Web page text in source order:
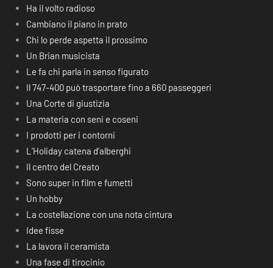
Ha il volto radioso
Cambiano il piano in prato
Chi lo perde aspetta il prossimo
Un Brian musicista
Le fa chi parla in senso figurato
Il 747-400 può trasportare fino a 660 passeggeri
Una Corte di giustizia
La materia con seni e coseni
I prodotti per i contorni
L’Holiday catena d’alberghi
Il centro del Creato
Sono super in film e fumetti
Un hobby
La costellazione con una nota cintura
Idee fisse
La lavora il ceramista
Una fase di tirocinio